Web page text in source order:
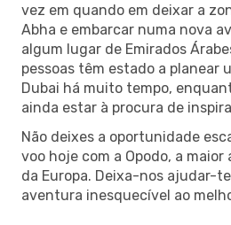
vez em quando em deixar a
Abha e embarcar numa nova
algum lugar de Emirados
pessoas têm estado a planear
Dubai há muito tempo,
ainda estar à procura de
Não deixes a oportunidade
voo hoje com a Opodo, a
da Europa. Deixa-nos ajudar-
aventura inesquecível ao